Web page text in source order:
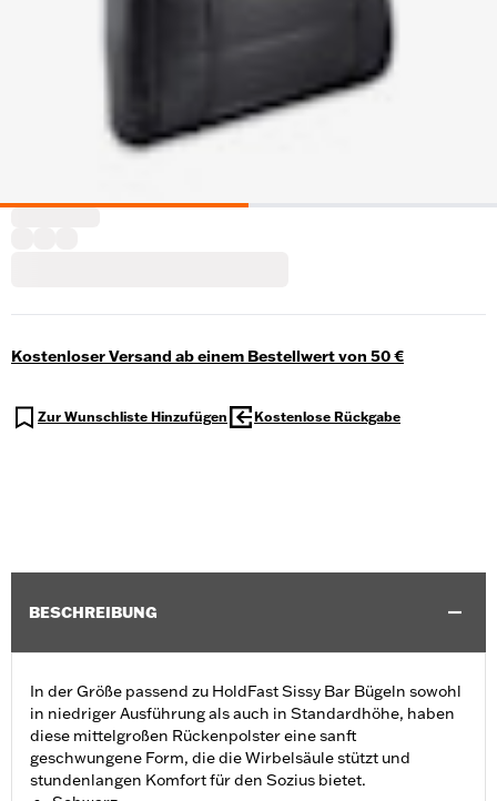
Kostenloser Versand ab einem Bestellwert von 50 €
Zur Wunschliste Hinzufügen Kostenlose Rückgabe
BESCHREIBUNG
In der Größe passend zu HoldFast Sissy Bar Bügeln sowohl
in niedriger Ausführung als auch in Standardhöhe, haben
diese mittelgroßen Rückenpolster eine sanft
geschwungene Form, die die Wirbelsäule stützt und
stundenlangen Komfort für den Sozius bietet.